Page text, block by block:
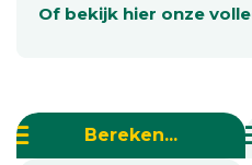
Of bekijk hier onze
Bereken...